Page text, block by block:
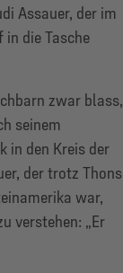
Assauer, der im
die Tasche
zwar blass,
seinem
in den Kreis der
der trotz Thons
war,
verstehen: „Er